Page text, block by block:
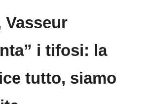
Vasseur
i tifosi: la
tutto, siamo